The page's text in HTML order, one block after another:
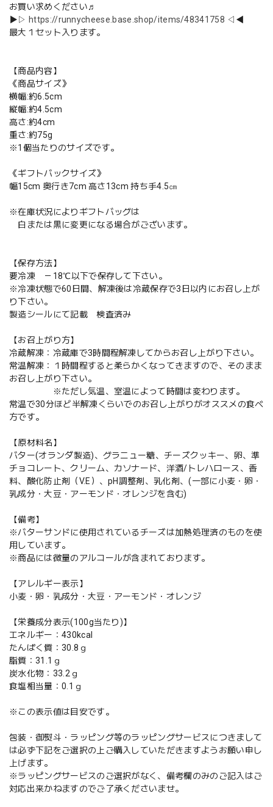
お買い求めください♬
▶▷ https://runnycheese.base.shop/items/48341758 ◁◀
最大１セット入ります。
【商品内容】
《商品サイズ》
横幅:約6.5cm
縦幅:約4.5cm
高さ:約4cm
重さ:約75g
※1個当たりのサイズです。
《ギフトバックサイズ》
幅15cm 奥行き7cm 高さ13cm 持ち手4.5㎝
※在庫状況によりギフトバッグは
白または黒に変更になる場合がございます。
【保存方法】
要冷凍 －18℃以下で保存して下さい。
※冷凍状態で60日間、解凍後は冷蔵保存で3日以内にお召し上が
り下さい。
製造シールにて記載 検査済み
【お召上がり方】
冷蔵解凍：冷蔵庫で3時間程解凍してからお召し上がり下さい。
常温解凍：１時間程すると柔らかくなってきますので、そのまま
お召し上がり下さい。
※ただし気温、室温によって時間は変わります。
常温で30分ほど半解凍くらいでのお召し上がりがオススメの食べ
方です。
【原材料名】
バター(オランダ製造)、グラニュー糖、チーズクッキー、卵、準
チョコレート、クリーム、カソナード、洋酒/トレハロース、香
料、酸化防止剤（V.E）、pH調整剤、乳化剤、(一部に小麦・卵・
乳成分・大豆・アーモンド・オレンジを含む)
【備考】
※バターサンドに使用されているチーズは加熱処理済のものを使
用しています。
※商品には微量のアルコールが含まれております。
【アレルギー表示】
小麦・卵・乳成分・大豆・アーモンド・オレンジ
【栄養成分表示(100g当たり)】
エネルギー：430kcal
たんぱく質：30.8ｇ
脂質：31.1ｇ
炭水化物：33.2ｇ
食塩相当量：0.1ｇ
※この表示値は目安です。
包装・御熨斗・ラッピング等のラッピングサービスにつきまして
は必ず下記をご選択の上ご購入していただきますようお願い申し
上げます。
※ラッピングサービスのご選択がなく、備考欄のみのご記入はご
対応出来かねますのでご了承くださいませ。